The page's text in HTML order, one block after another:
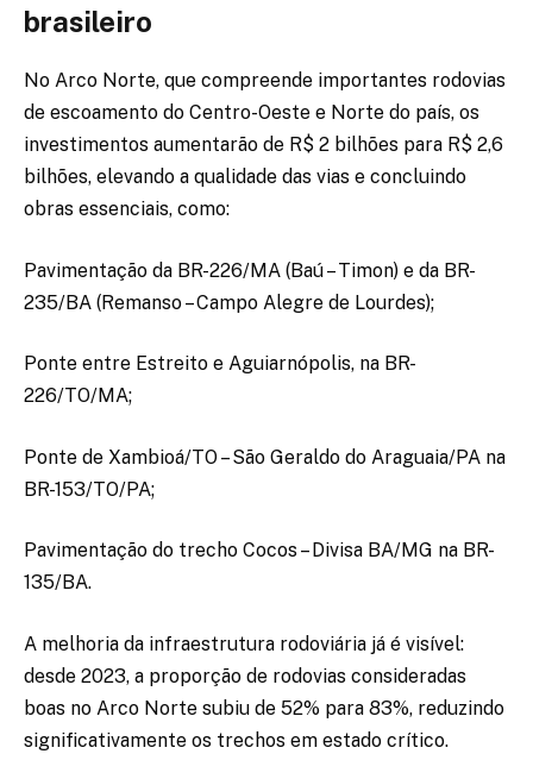
brasileiro
No Arco Norte, que compreende importantes rodovias
de escoamento do Centro-Oeste e Norte do país, os
investimentos aumentarão de R$ 2 bilhões para R$ 2,6
bilhões, elevando a qualidade das vias e concluindo
obras essenciais, como:
Pavimentação da BR-226/MA (Baú – Timon) e da BR-
235/BA (Remanso – Campo Alegre de Lourdes);
Ponte entre Estreito e Aguiarnópolis, na BR-
226/TO/MA;
Ponte de Xambioá/TO – São Geraldo do Araguaia/PA na
BR-153/TO/PA;
Pavimentação do trecho Cocos – Divisa BA/MG na BR-
135/BA.
A melhoria da infraestrutura rodoviária já é visível:
desde 2023, a proporção de rodovias consideradas
boas no Arco Norte subiu de 52% para 83%, reduzindo
significativamente os trechos em estado crítico.